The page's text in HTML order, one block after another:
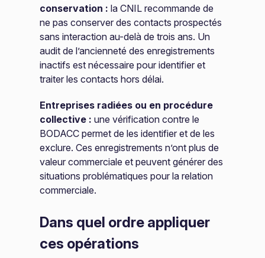
conservation : la CNIL recommande de
ne pas conserver des contacts prospectés
sans interaction au-delà de trois ans. Un
audit de l’ancienneté des enregistrements
inactifs est nécessaire pour identifier et
traiter les contacts hors délai.
Entreprises radiées ou en procédure
collective : une vérification contre le
BODACC permet de les identifier et de les
exclure. Ces enregistrements n’ont plus de
valeur commerciale et peuvent générer des
situations problématiques pour la relation
commerciale.
Dans quel ordre appliquer
ces opérations